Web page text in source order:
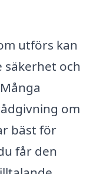
utförs kan
säkerhet och
om
bäst för
får den